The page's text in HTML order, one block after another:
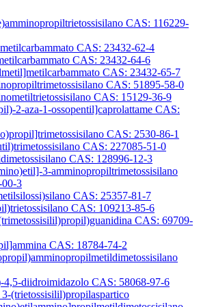
CAS: 116229-
CAS: 23432-62-4
CAS: 23432-64-6
CAS: 23432-65-7
CAS: 51895-58-0
CAS: 15129-36-9
2-aza-1-ossopentil]caprolattame CAS:
CAS: 2530-86-1
CAS: 227085-51-0
CAS: 128996-12-3
3-amminopropiltrimetossisilano
3
CAS: 25357-81-7
CAS: 109213-85-6
CAS: 69709-
CAS: 18784-74-2
diidroimidazolo CAS: 58068-97-6
(trietossisilil)propilaspartico